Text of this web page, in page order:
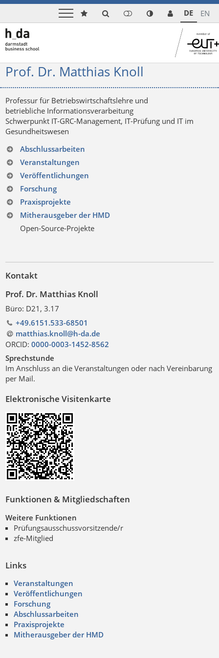
DE EN
Prof. Dr. Matthias Knoll
Professur für Betriebswirtschaftslehre und
betriebliche Informationsverarbeitung
Schwerpunkt IT-GRC-Management, IT-Prüfung und IT im
Gesundheitswesen
Abschlussarbeiten
Veranstaltungen
Veröffentlichungen
Forschung
Praxisprojekte
Mitherausgeber der HMD
Open-Source-Projekte
Kontakt
Prof. Dr. Matthias Knoll
Büro: D21, 3.17
+49.6151.533-68501
matthias.knoll@h-da.de
ORCID:0000-0003-1452-8562
Sprechstunde
Im Anschluss an die Veranstaltungen oder nach Vereinbarung
per Mail.
Elektronische Visitenkarte
Funktionen & Mitgliedschaften
Weitere Funktionen
Prüfungsausschussvorsitzende/r
zfe-Mitglied
Links
Veranstaltungen
Veröffentlichungen
Forschung
Abschlussarbeiten
Praxisprojekte
Mitherausgeber der HMD